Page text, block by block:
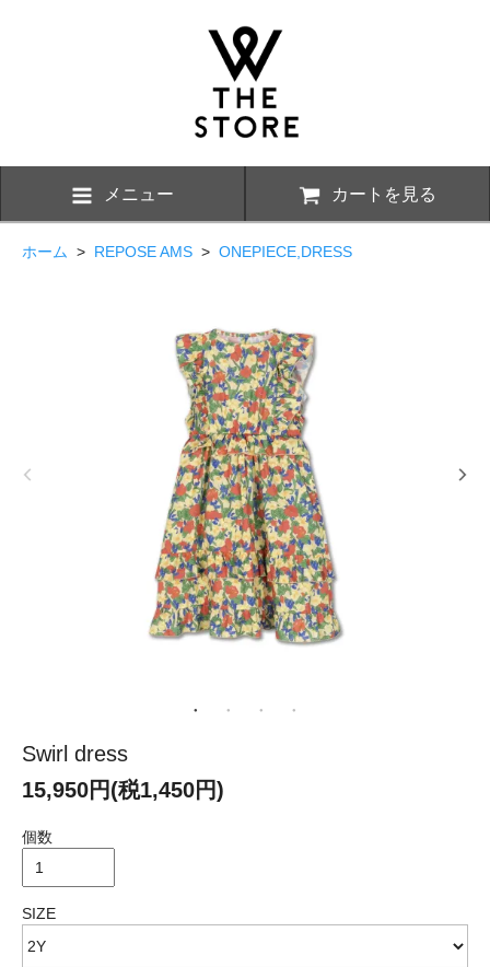
メニュー カートを見る
ホーム > REPOSE AMS > ONEPIECE,DRESS
Swirl dress
15,950円(税1,450円)
個数
SIZE